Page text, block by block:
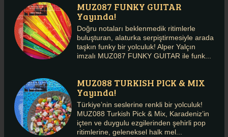
MUZ087 FUNKY GUITAR
Yayında!
Doğru notaları beklenmedik ritimlerle
buluşturan, alaturka serpiştirmesiyle arada
taşkın funky bir yolculuk! Alper Yalçın
imzalı MUZ087 FUNKY GUITAR ile funk...
MUZ088 TURKISH PICK & MIX
Yayında!
Türkiye’nin seslerine renkli bir yolculuk!
MUZ088 Turkish Pick & Mix, Karadeniz’in
içten ve duygulu ezgilerinden şehirli pop
ritimlerine, geleneksel halk mel...